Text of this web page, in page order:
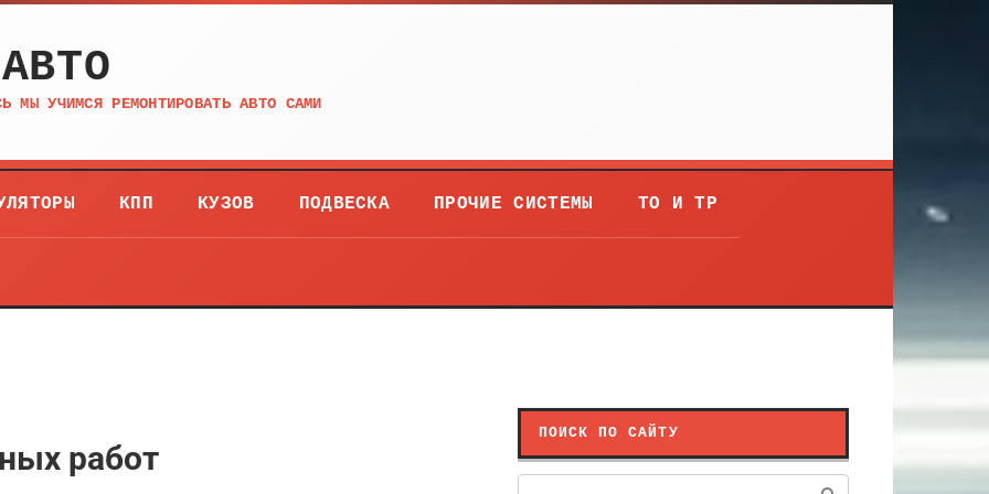
МЫ УЧИМСЯ РЕМОНТИРОВАТЬ АВТО САМИ
КПП КУЗОВ ПОДВЕСКА ПРОЧИЕ СИСТЕМЫ ТО И ТР
работ
ПОИСК ПО САЙТУ